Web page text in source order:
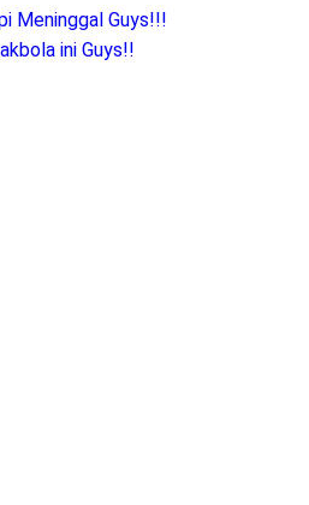
Meninggal Guys!!!
ini Guys!!